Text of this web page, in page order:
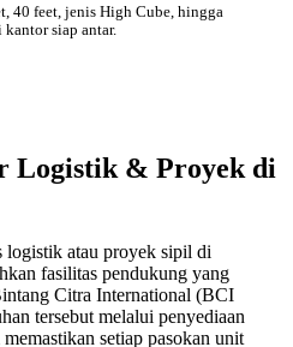
40 feet, jenis High Cube, hingga
siap antar.
Logistik & Proyek di
logistik atau proyek sipil di
fasilitas pendukung yang
Citra International (BCI
tersebut melalui penyediaan
setiap pasokan unit